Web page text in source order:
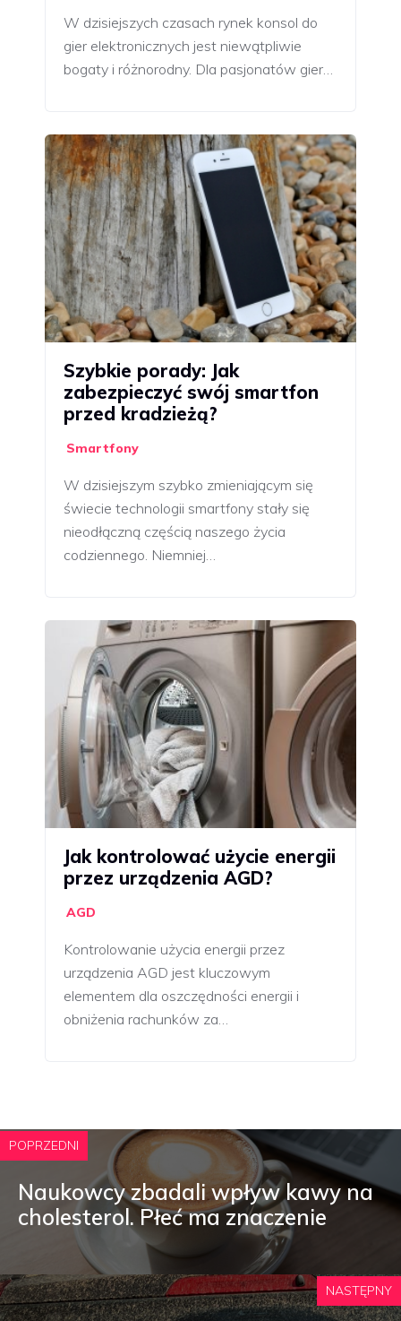
W dzisiejszych czasach rynek konsol do
gier elektronicznych jest niewątpliwie
bogaty i różnorodny. Dla pasjonatów gier…
Szybkie porady: Jak
zabezpieczyć swój smartfon
przed kradzieżą?
Smartfony
W dzisiejszym szybko zmieniającym się
świecie technologii smartfony stały się
nieodłączną częścią naszego życia
codziennego. Niemniej…
Jak kontrolować użycie energii
przez urządzenia AGD?
AGD
Kontrolowanie użycia energii przez
urządzenia AGD jest kluczowym
elementem dla oszczędności energii i
obniżenia rachunków za…
POPRZEDNI
Naukowcy zbadali wpływ kawy na
cholesterol. Płeć ma znaczenie
NASTĘPNY